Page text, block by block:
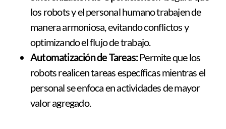
los robots y el personal humano trabajen de
manera armoniosa, evitando conflictos y
optimizando el flujo de trabajo.
Automatización de Tareas:Permite que los
robots realicen tareas específicas mientras el
personal se enfoca en actividades de mayor
valor agregado.